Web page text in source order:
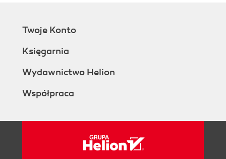
Twoje Konto
Księgarnia
Wydawnictwo Helion
Współpraca